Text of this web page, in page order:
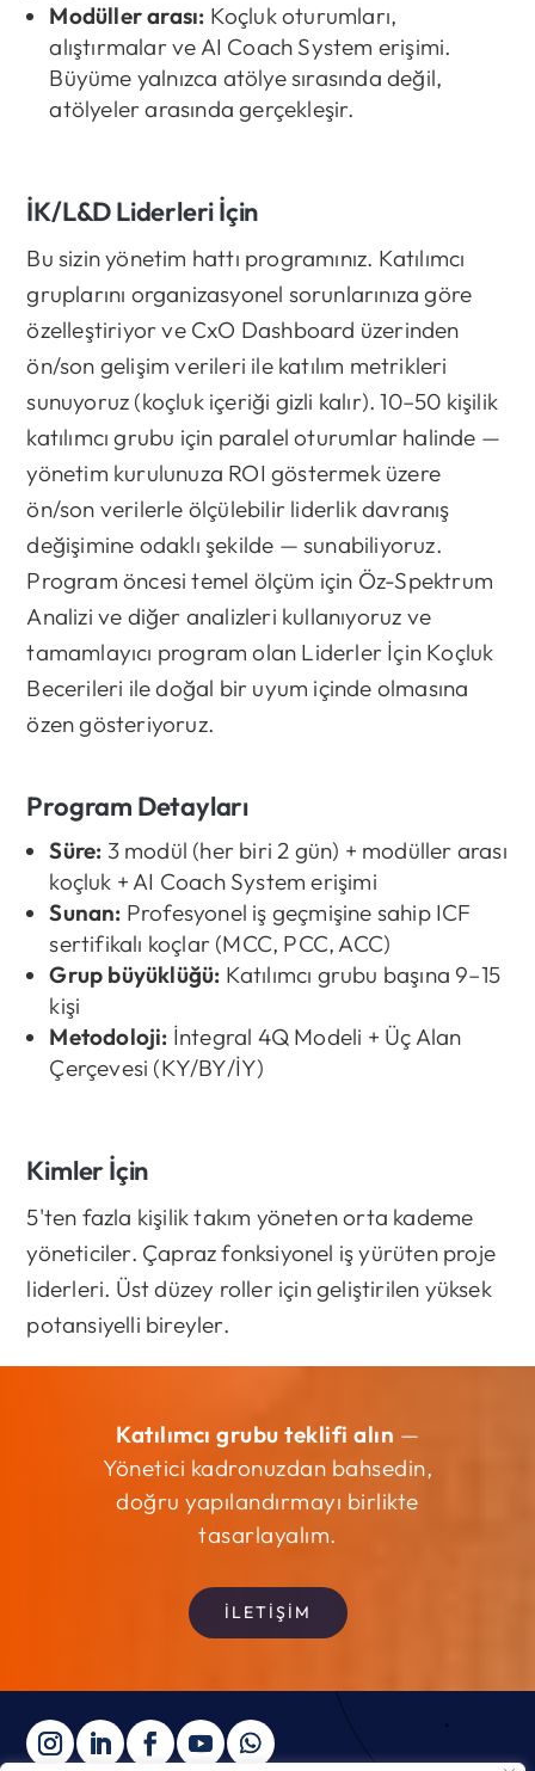
Modüller arası: Koçluk oturumları,
alıştırmalar ve AI Coach System erişimi.
Büyüme yalnızca atölye sırasında değil,
atölyeler arasında gerçekleşir.
İK/L&D Liderleri İçin
Bu sizin yönetim hattı programınız. Katılımcı
gruplarını organizasyonel sorunlarınıza göre
özelleştiriyor ve CxO Dashboard üzerinden
ön/son gelişim verileri ile katılım metrikleri
sunuyoruz (koçluk içeriği gizli kalır). 10–50 kişilik
katılımcı grubu için paralel oturumlar halinde —
yönetim kurulunuza ROI göstermek üzere
ön/son verilerle ölçülebilir liderlik davranış
değişimine odaklı şekilde — sunabiliyoruz.
Program öncesi temel ölçüm için Öz-Spektrum
Analizi ve diğer analizleri kullanıyoruz ve
tamamlayıcı program olan Liderler İçin Koçluk
Becerileri ile doğal bir uyum içinde olmasına
özen gösteriyoruz.
Program Detayları
Süre: 3 modül (her biri 2 gün) + modüller arası
koçluk + AI Coach System erişimi
Sunan: Profesyonel iş geçmişine sahip ICF
sertifikalı koçlar (MCC, PCC, ACC)
Grup büyüklüğü: Katılımcı grubu başına 9–15
kişi
Metodoloji: İntegral 4Q Modeli + Üç Alan
Çerçevesi (KY/BY/İY)
Kimler İçin
5'ten fazla kişilik takım yöneten orta kademe
yöneticiler. Çapraz fonksiyonel iş yürüten proje
liderleri. Üst düzey roller için geliştirilen yüksek
potansiyelli bireyler.
Katılımcı grubu teklifi alın —
Yönetici kadronuzdan bahsedin,
doğru yapılandırmayı birlikte
tasarlayalım.
İLETİŞİM